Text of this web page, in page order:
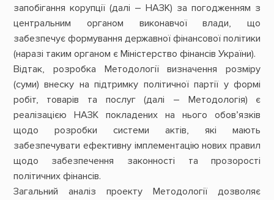
запобігання корупції (далі – НАЗК) за погодженням з
центральним органом виконавчої влади, що
забезпечує формування державної фінансової політики
(наразі таким органом є Міністерство фінансів України).
Відтак, розробка Методології визначення розміру
(суми) внеску на підтримку політичної партії у формі
робіт, товарів та послуг (далі – Методологія) є
реалізацією НАЗК покладених на нього обов’язків
щодо розробки системи актів, які мають
забезпечувати ефективну імплементацію нових правил
щодо забезпечення законності та прозорості
політичних фінансів.
Загальний аналіз проекту Методології дозволяє